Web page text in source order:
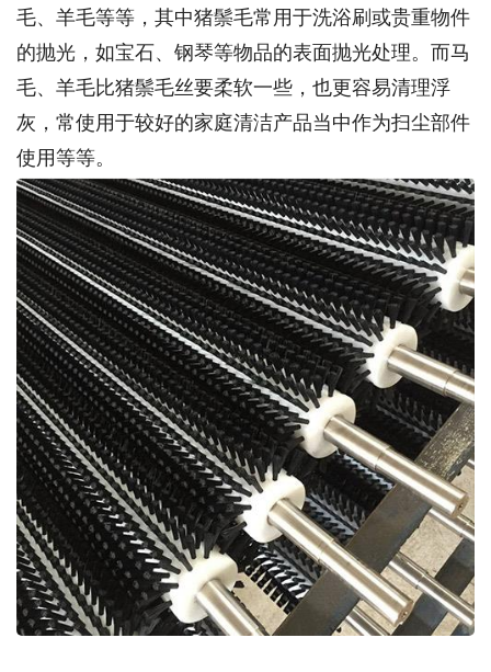
毛、羊毛等等，其中猪鬃毛常用于洗浴刷或贵重物件
的抛光，如宝石、钢琴等物品的表面抛光处理。而马
毛、羊毛比猪鬃毛丝要柔软一些，也更容易清理浮
灰，常使用于较好的家庭清洁产品当中作为扫尘部件
使用等等。